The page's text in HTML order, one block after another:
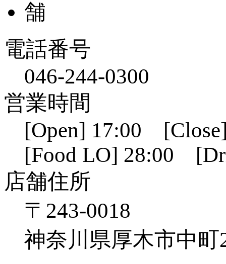
電話番号
046-244-0300
営業時間
[Open] 17:00
[Food LO] 28:00
店舗住所
〒243-0018
神奈川県厚木市中町